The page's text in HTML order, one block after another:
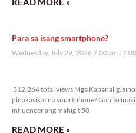
Para sa isang smartphone?
Wednesday, July 29, 2026 7:00 am
312,264 total views Mga Kapanalig,
pinakasikat na smartphone? Ganito
influencer ang mahigit 50
READ MORE »